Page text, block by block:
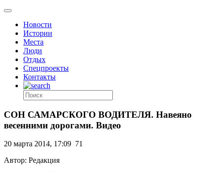
Новости
Истории
Места
Люди
Отдых
Спецпроекты
Контакты
СОН САМАРСКОГО ВОДИТЕЛЯ. Навеяно
весенними дорогами. Видео
20 марта 2014, 17:09 71
Автор: Редакция